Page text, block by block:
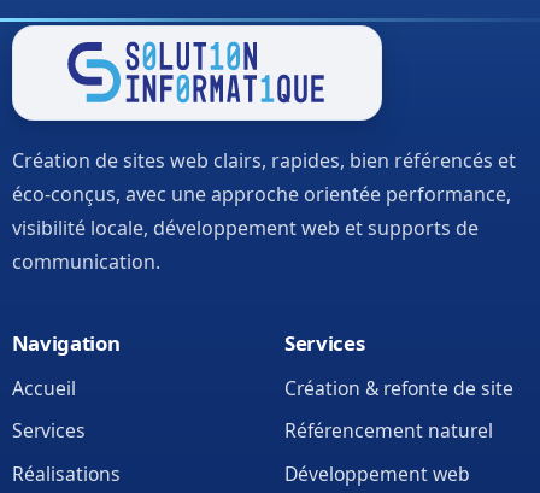
Création de sites web clairs, rapides, bien référencés et
éco-conçus, avec une approche orientée performance,
visibilité locale, développement web et supports de
communication.
Navigation
Accueil
Services
Réalisations
Services
Création & refonte de site
Référencement naturel
Développement web